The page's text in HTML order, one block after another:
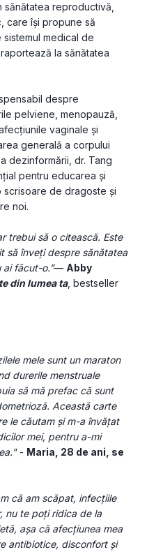
reproductivă,
care își propune să
medical de
la sănătatea
despre
pelviene, menopauză,
vaginale și
generală a corpului
dezinformării, dr. Tang
pentru educarea și
scrisoare de dragoste și
noi.
trebui să o citească. Este
să înveți despre sănătatea
făcut-o.”— Abby
din lumea ta
mele sunt un maraton
durerile menstruale
să mă prefac că sunt
Această carte
le căutam și m-a învățat
mei, pentru a-mi
- Maria, 28 de ani, se
că am scăpat, infecțiile
nu te poți ridica de la
așa că afecțiunea mea
antibiotice, disconfort și